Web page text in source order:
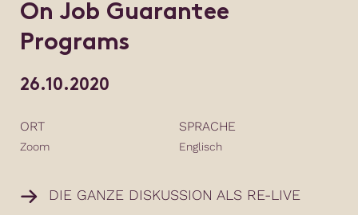
On Job Guarantee
Programs
26.10.2020
ORT
Zoom
SPRACHE
Englisch
DIE GANZE DISKUSSION ALS RE-LIVE